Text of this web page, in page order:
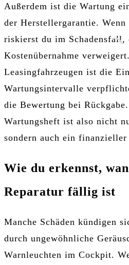
Außerdem ist die Wartung
der Herstellergarantie. Wenn
riskierst du im Schadensfall,
Kostenübernahme
Leasingfahrzeugen ist die
Wartungsintervalle
die Bewertung bei
Wartungsheft ist also nicht
sondern auch ein
Wie du erkennst,
Reparatur fällig ist
Manche Schäden kündigen
durch ungewöhnliche
Warnleuchten im Cockpit.